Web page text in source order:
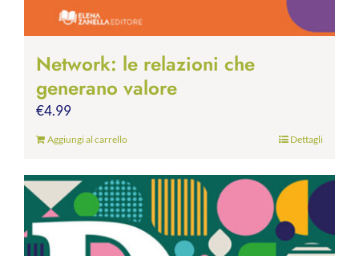
Network: le relazioni che
generano valore
€4.99
Aggiungi al carrello Dettagli